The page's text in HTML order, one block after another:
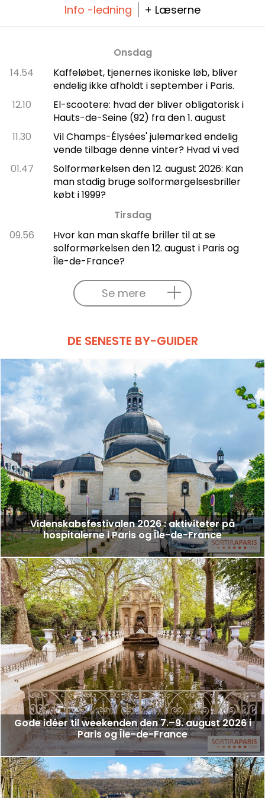
Info -ledning + Læserne
Onsdag
14.54
Kaffeløbet, tjenernes ikoniske løb, bliver
endelig ikke afholdt i september i Paris.
12.10
El-scootere: hvad der bliver obligatorisk i
Hauts-de-Seine (92) fra den 1. august
11.30
Vil Champs-Élysées' julemarked endelig
vende tilbage denne vinter? Hvad vi ved
01.47
Solformørkelsen den 12. august 2026: Kan
man stadig bruge solformørgelsesbriller
købt i 1999?
Tirsdag
09.56
Hvor kan man skaffe briller til at se
solformørkelsen den 12. august i Paris og
Île-de-France?
Se mere
DE SENESTE BY-GUIDER
Videnskabsfestivalen 2026 : aktiviteter på
hospitalerne i Paris og Île-de-France
Gode idéer til weekenden den 7.–9. august 2026 i
Paris og Île-de-France